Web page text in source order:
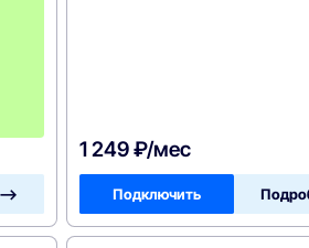
1 249 ₽/мес
Подключить